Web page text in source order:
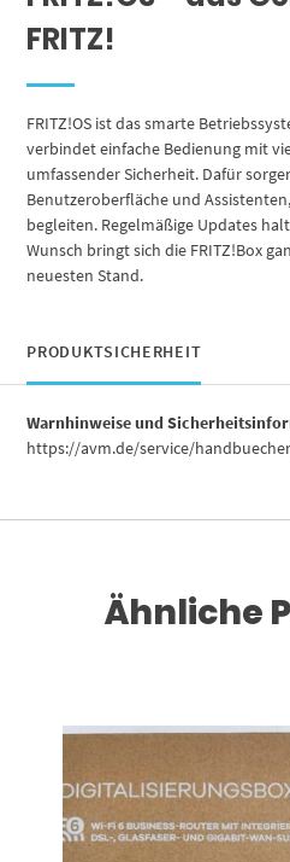
FRITZ!
FRITZ!OS ist das smarte
verbindet einfache Bedienung mit
umfassender Sicherheit. Dafür
Benutzeroberfläche und
begleiten. Regelmäßige Updates
Wunsch bringt sich die FRITZ!Box
neuesten Stand.
PRODUKTSICHERHEIT
Warnhinweise und
https://avm.de/service/
Ähnliche